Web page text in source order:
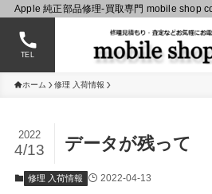
Apple 純正部品修理-買取専門 mobile shop
TEL
ホーム 修理 入荷情報
データが残って
2022
4/13
修理 入荷情報 2022-04-13